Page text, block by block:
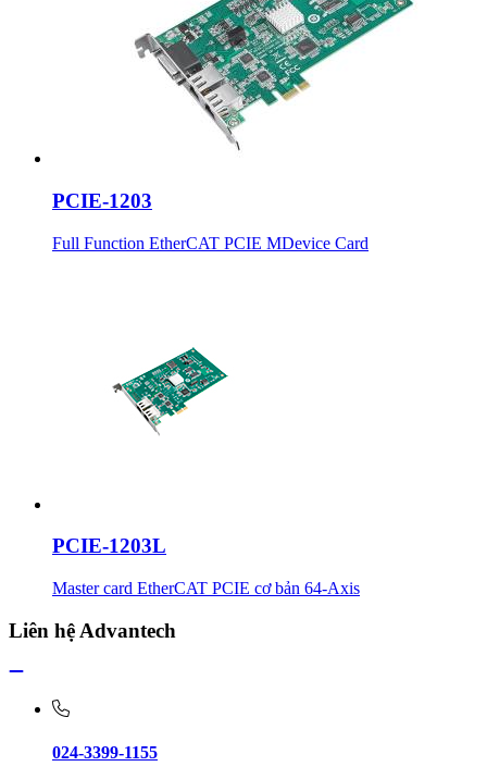
PCIE-1203
Full Function EtherCAT PCIE MDevice Card
PCIE-1203L
Master card EtherCAT PCIE cơ bản 64-Axis
Liên hệ Advantech
024-3399-1155